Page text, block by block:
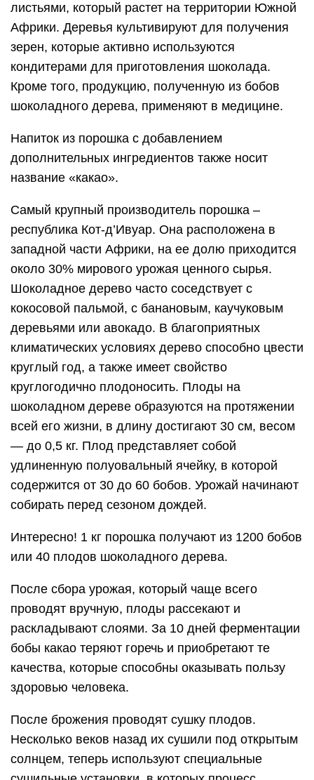
листьями, который растет на территории Южной
Африки. Деревья культивируют для получения
зерен, которые активно используются
кондитерами для приготовления шоколада.
Кроме того, продукцию, полученную из бобов
шоколадного дерева, применяют в медицине.
Напиток из порошка с добавлением
дополнительных ингредиентов также носит
название «какао».
Самый крупный производитель порошка –
республика Кот-д’Ивуар. Она расположена в
западной части Африки, на ее долю приходится
около 30% мирового урожая ценного сырья.
Шоколадное дерево часто соседствует с
кокосовой пальмой, с банановым, каучуковым
деревьями или авокадо. В благоприятных
климатических условиях дерево способно цвести
круглый год, а также имеет свойство
круглогодично плодоносить. Плоды на
шоколадном дереве образуются на протяжении
всей его жизни, в длину достигают 30 см, весом
— до 0,5 кг. Плод представляет собой
удлиненную полуовальный ячейку, в которой
содержится от 30 до 60 бобов. Урожай начинают
собирать перед сезоном дождей.
Интересно! 1 кг порошка получают из 1200 бобов
или 40 плодов шоколадного дерева.
После сбора урожая, который чаще всего
проводят вручную, плоды рассекают и
раскладывают слоями. За 10 дней ферментации
бобы какао теряют горечь и приобретают те
качества, которые способны оказывать пользу
здоровью человека.
После брожения проводят сушку плодов.
Несколько веков назад их сушили под открытым
солнцем, теперь используют специальные